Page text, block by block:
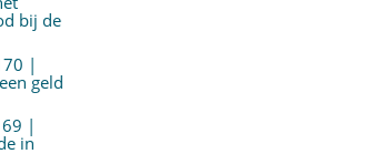
bij de
|
geld
|
in